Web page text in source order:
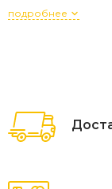
подробнее